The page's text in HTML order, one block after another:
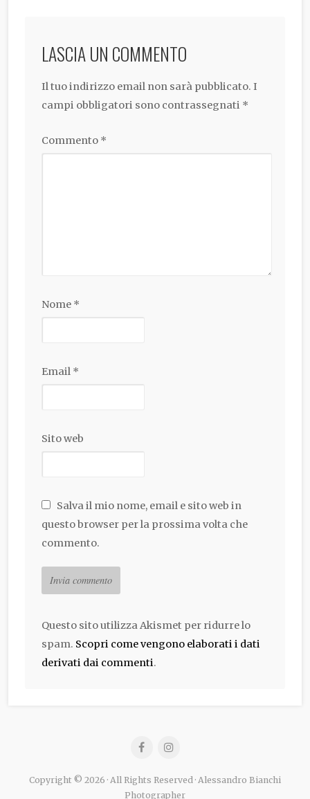
LASCIA UN COMMENTO
Il tuo indirizzo email non sarà pubblicato. I
campi obbligatori sono contrassegnati *
Commento *
Nome *
Email *
Sito web
Salva il mio nome, email e sito web in
questo browser per la prossima volta che
commento.
Questo sito utilizza Akismet per ridurre lo
spam. Scopri come vengono elaborati i dati
derivati dai commenti.
Copyright © 2026 · All Rights Reserved · Alessandro Bianchi
Photographer